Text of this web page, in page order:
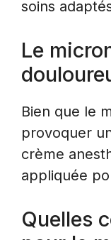
soins
Le
Bien que le
provoquer
crème
appliquée
Quelles